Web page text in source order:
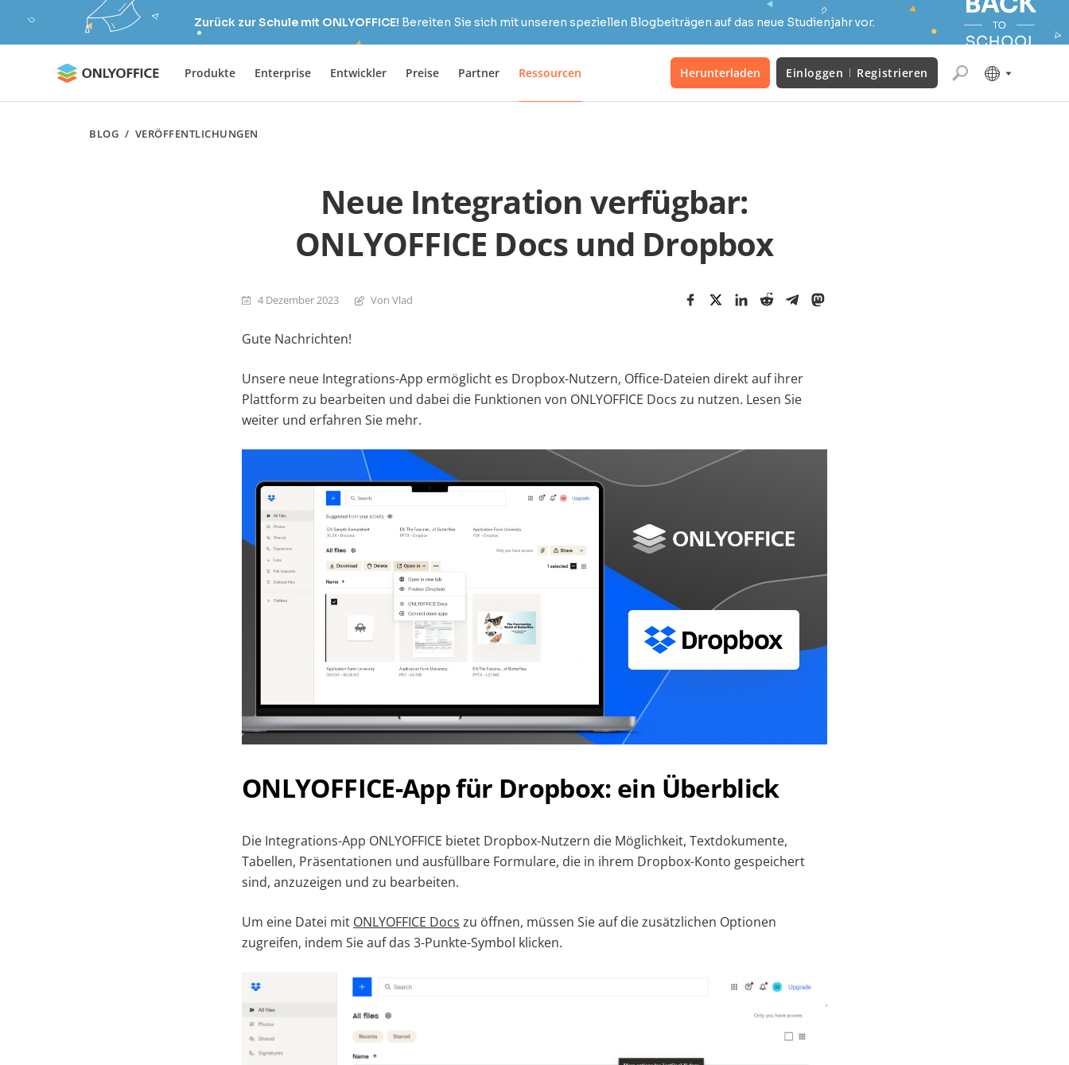
Zurück zur Schule mit ONLYOFFICE! Bereiten Sie sich mit unseren speziellen Blogbeiträgen auf das neue Studienjahr vor.
Produkte Enterprise Entwickler Preise Partner Ressourcen Herunterladen Einloggen Registrieren
BLOG / VERÖFFENTLICHUNGEN
Neue Integration verfügbar:
ONLYOFFICE Docs und Dropbox
4 Dezember 2023 Von Vlad
Gute Nachrichten!
Unsere neue Integrations-App ermöglicht es Dropbox-Nutzern, Office-Dateien direkt auf ihrer
Plattform zu bearbeiten und dabei die Funktionen von ONLYOFFICE Docs zu nutzen. Lesen Sie
weiter und erfahren Sie mehr.
ONLYOFFICE-App für Dropbox: ein Überblick
Die Integrations-App ONLYOFFICE bietet Dropbox-Nutzern die Möglichkeit, Textdokumente,
Tabellen, Präsentationen und ausfüllbare Formulare, die in ihrem Dropbox-Konto gespeichert
sind, anzuzeigen und zu bearbeiten.
Um eine Datei mit ONLYOFFICE Docs zu öffnen, müssen Sie auf die zusätzlichen Optionen
zugreifen, indem Sie auf das 3-Punkte-Symbol klicken.